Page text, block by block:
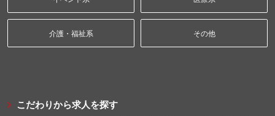
介護・福祉系 その他
こだわりから求人を探す